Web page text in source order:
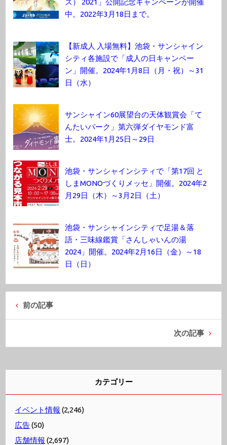
中。2022年3月18日まで。
【新成人 入場無料】池袋・サンシャイン
シティ各施設で「成人の日キャンペー
ン」開催。2024年1月8日（月・祝）～31
日（水）
サンシャイン60展望台の天体観賞会「て
んたいパーク」第六弾ダイヤモンド富
士。2024年1月25日～29日
池袋・サンシャインシティで「第17回 と
しまMONOづくりメッセ」開催。2024年2
月29日（木）～3月2日（土）
池袋・サンシャインシティで足湯＆落
語・三味線鑑賞「さんしゃいんの湯
2024」開催。2024年2月16日（金）～18
日（日）
前の記事
次の記事
カテゴリー
イベント情報 (2,246)
広告(50)
店舗情報 (2,697)